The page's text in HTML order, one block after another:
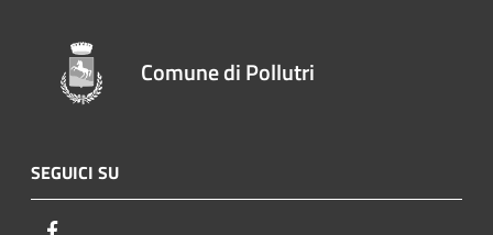
Comune di Pollutri
SEGUICI SU